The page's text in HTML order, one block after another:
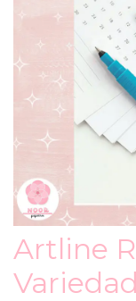
Artline